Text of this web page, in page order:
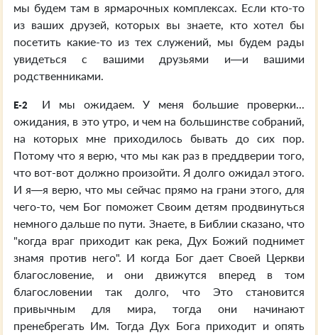
мы будем там в ярмарочных комплексах. Если кто-то
из ваших друзей, которых вы знаете, кто хотел бы
посетить какие-то из тех служений, мы будем рады
увидеться с вашими друзьями и—и вашими
родственниками.
E-2
И мы ожидаем. У меня большие проверки...
ожидания, в это утро, и чем на большинстве собраний,
на которых мне приходилось бывать до сих пор.
Потому что я верю, что мы как раз в преддверии того,
что вот-вот должно произойти. Я долго ожидал этого.
И я—я верю, что мы сейчас прямо на грани этого, для
чего-то, чем Бог поможет Своим детям продвинуться
немного дальше по пути. Знаете, в Библии сказано, что
"когда враг приходит как река, Дух Божий поднимет
знамя против него". И когда Бог дает Своей Церкви
благословение, и они движутся вперед в том
благословении так долго, что Это становится
привычным для мира, тогда они начинают
пренебрегать Им. Тогда Дух Бога приходит и опять